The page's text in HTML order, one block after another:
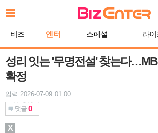
문
비즈 엔터 스페셜 라이
성리 잇는 '무명전설' 찾는다
확정
입력 2026-07-09 01:00
댓글 0
X